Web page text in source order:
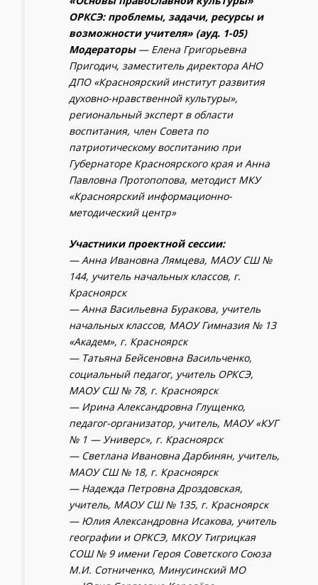
ОРКСЭ: проблемы, задачи, ресурсы и
возможности учителя» (ауд. 1-05)
Модераторы— Елена Григорьевна
Пригодич, заместитель директора АНО
ДПО «Красноярский институт развития
духовно-нравственной культуры»,
региональный эксперт в области
воспитания, член Совета по
патриотическому воспитанию при
Губернаторе Красноярского края иАнна
Павловна Протопопова, методист МКУ
«Красноярский информационно-
методический центр»
Участники проектной сессии:
— Анна Ивановна Лямцева, МАОУ СШ №
144, учитель начальных классов, г.
Красноярск
— Анна Васильевна Буракова, учитель
начальных классов, МАОУ Гимназия № 13
«Академ», г. Красноярск
— Татьяна Бейсеновна Васильченко,
социальный педагог, учитель ОРКСЭ,
МАОУ СШ № 78, г. Красноярск
— Ирина Александровна Глущенко,
педагог-организатор, учитель, МАОУ «КУГ
№ 1 — Универс», г. Красноярск
— Светлана Ивановна Дарбинян, учитель,
МАОУ СШ № 18, г. Красноярск
— Надежда Петровна Дроздовская,
учитель, МАОУ СШ № 135, г. Красноярск
— Юлия Александровна Исакова, учитель
географии и ОРКСЭ, МКОУ Тигрицкая
СОШ № 9 имени Героя Советского Союза
М.И. Сотниченко, Минусинский МО